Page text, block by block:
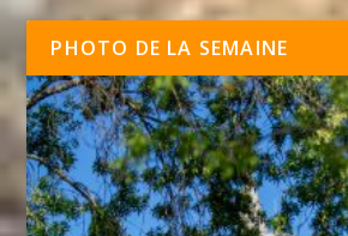
PHOTO DE LA SEMAINE